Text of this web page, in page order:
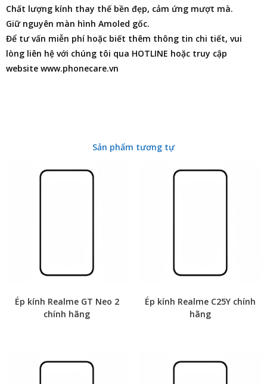
Chất lượng kính thay thế bền đẹp, cảm ứng mượt mà.
Giữ nguyên màn hình Amoled gốc.
Để tư vấn miễn phí hoặc biết thêm thông tin chi tiết, vui
lòng liên hệ với chúng tôi qua HOTLINE hoặc truy cập
website www.phonecare.vn
Sản phẩm tương tự
Ép kính Realme GT Neo 2
chính hãng
Ép kính Realme C25Y chính
hãng